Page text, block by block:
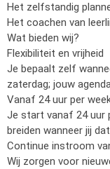
Het zelfstandig
Het coachen van
Wat bieden wij?
Flexibiliteit en vrijheid
Je bepaalt zelf
zaterdag; jouw
Vanaf 24 uur per
Je start vanaf 24 uur
breiden wanneer jij
Continue instroom
Wij zorgen voor